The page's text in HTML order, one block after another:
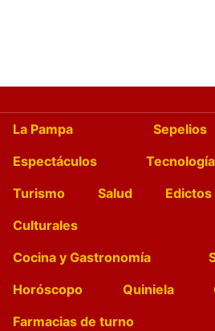
La Pampa Sepelios
Espectáculos
Tecnología
Turismo
Salud Edictos
Culturales
Cocina y Gastronomía
Horóscopo
Quiniela
Farmacias de turno